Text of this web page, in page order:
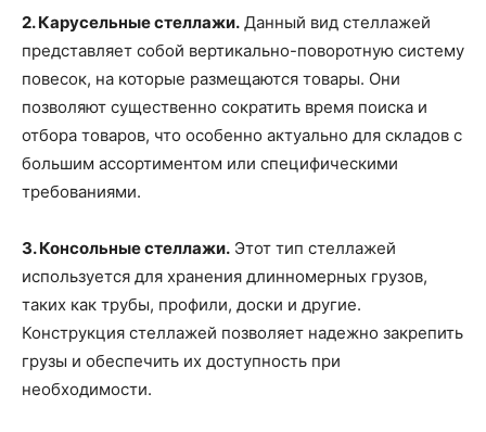
2. Карусельные стеллажи. Данный вид стеллажей
представляет собой вертикально-поворотную систему
повесок, на которые размещаются товары. Они
позволяют существенно сократить время поиска и
отбора товаров, что особенно актуально для складов с
большим ассортиментом или специфическими
требованиями.
3. Консольные стеллажи. Этот тип стеллажей
используется для хранения длинномерных грузов,
таких как трубы, профили, доски и другие.
Конструкция стеллажей позволяет надежно закрепить
грузы и обеспечить их доступность при
необходимости.